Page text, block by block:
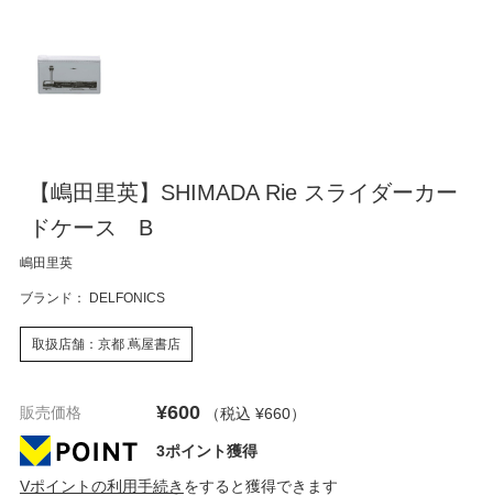
【嶋田里英】SHIMADA Rie スライダーカー
ドケース B
嶋田里英
ブランド： DELFONICS
取扱店舗：京都 蔦屋書店
販売価格 ¥600 （税込 ¥660）
3ポイント獲得
Vポイントの利用手続き をすると獲得できます